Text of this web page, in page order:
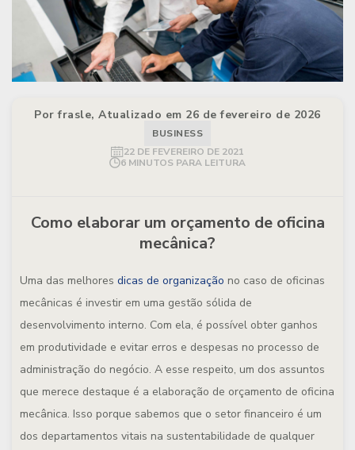
Por frasle, Atualizado em 26 de fevereiro de 2026
BUSINESS
22 DE FEVEREIRO DE 2021
6 MINUTOS PARA LEITURA
Como elaborar um orçamento de oficina
mecânica?
Uma das melhores dicas de organização no caso de oficinas
mecânicas é investir em uma gestão sólida de
desenvolvimento interno. Com ela, é possível obter ganhos
em produtividade e evitar erros e despesas no processo de
administração do negócio. A esse respeito, um dos assuntos
que merece destaque é a elaboração de orçamento de oficina
mecânica. Isso porque sabemos que o setor financeiro é um
dos departamentos vitais na sustentabilidade de qualquer